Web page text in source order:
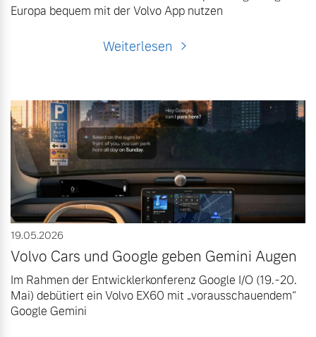
Europa bequem mit der Volvo App nutzen
Weiterlesen
19.05.2026
Volvo Cars und Google geben Gemini Augen
Im Rahmen der Entwicklerkonferenz Google I/O (19.-20.
Mai) debütiert ein Volvo EX60 mit „vorausschauendem“
Google Gemini